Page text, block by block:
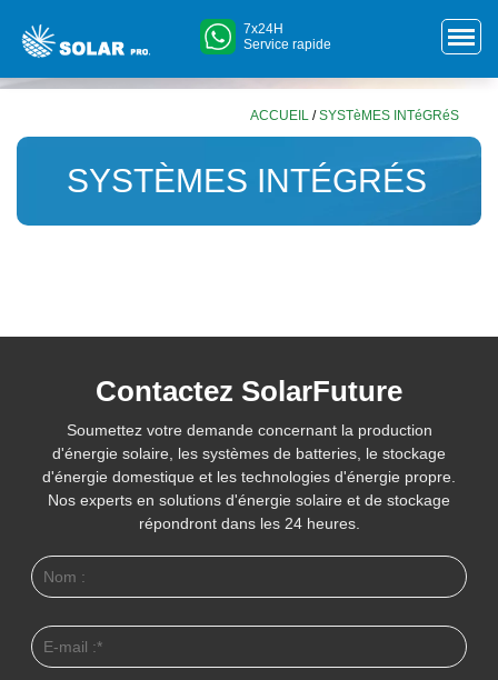
7x24H
Service rapide
ACCUEIL /SYSTèMES INTéGRéS
SYSTÈMES INTÉGRÉS
Contactez SolarFuture
Soumettez votre demande concernant la production
d'énergie solaire, les systèmes de batteries, le stockage
d'énergie domestique et les technologies d'énergie propre.
Nos experts en solutions d'énergie solaire et de stockage
répondront dans les 24 heures.